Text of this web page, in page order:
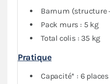
Barnum (structure
Pack murs : 5 kg
Total colis : 35 kg
Pratique
Capacité* : 6